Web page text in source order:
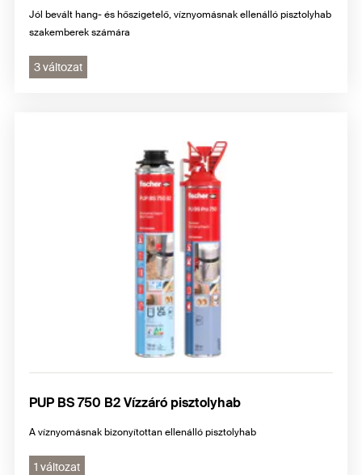
Jól bevált hang- és hőszigetelő, víznyomásnak ellenálló pisztolyhab
szakemberek számára
3 változat
PUP BS 750 B2 Vízzáró pisztolyhab
A víznyomásnak bizonyítottan ellenálló pisztolyhab
1 változat